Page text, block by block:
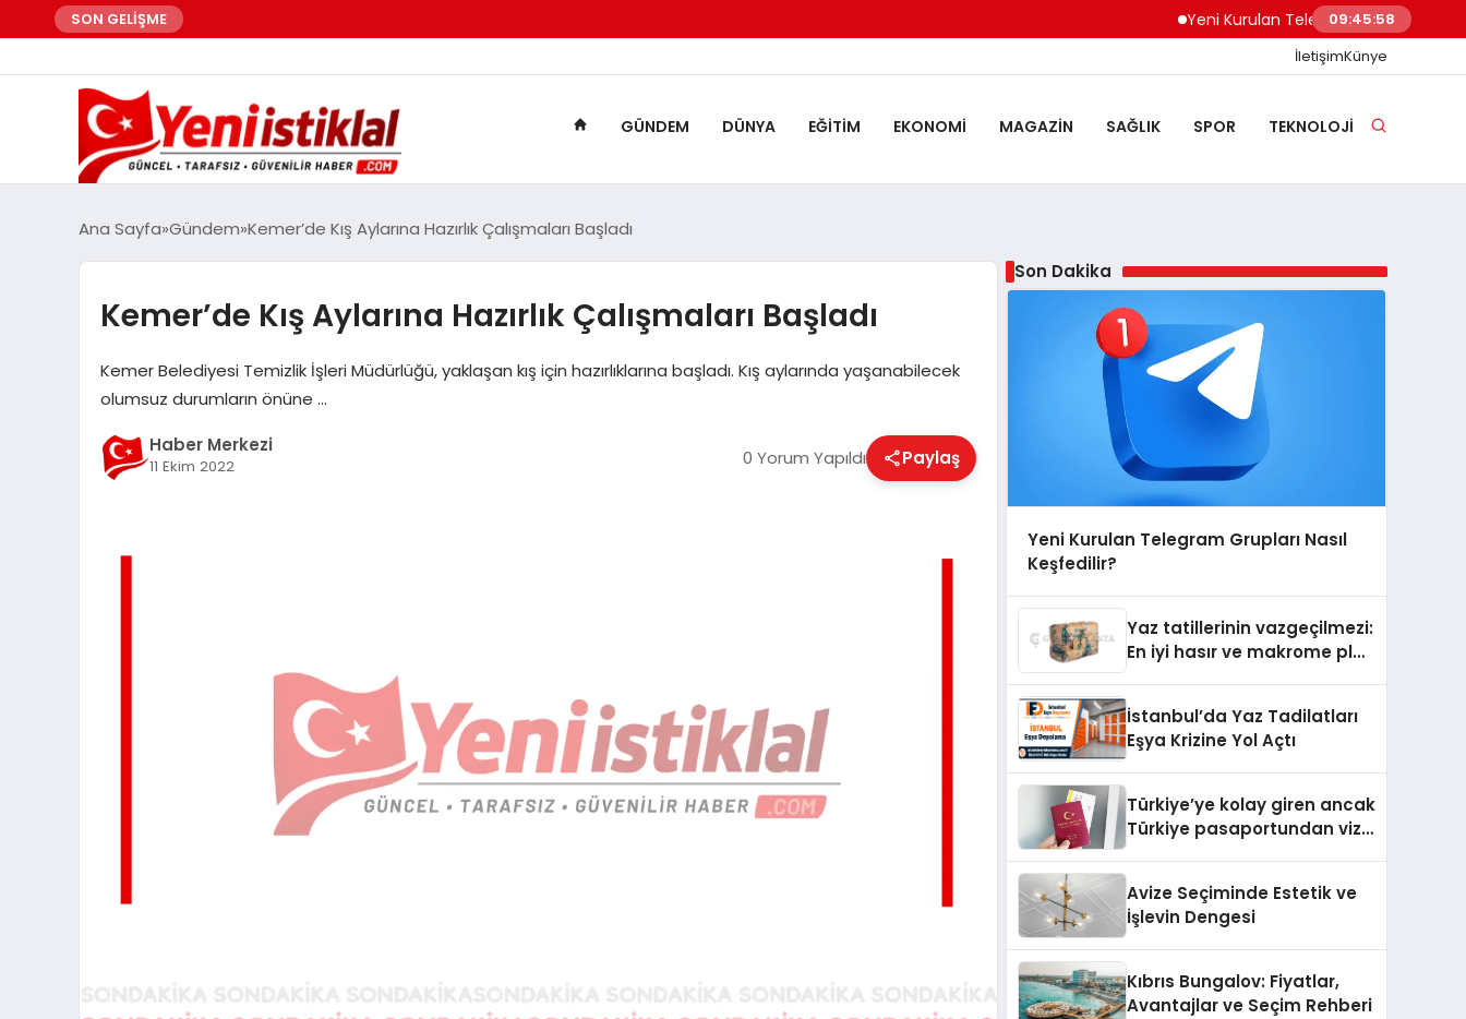
SON GELİŞME Yeni Kurulan Telegram Grupları Nasıl
09:45:59
İletişimKünye
GÜNDEM DÜNYA EĞITIM EKONOMI MAGAZIN SAĞLIK SPOR TEKNOLOJI
Ana Sayfa Gündem Kemer’de Kış Aylarına Hazırlık Çalışmaları Başladı
Kemer’de Kış Aylarına Hazırlık Çalışmaları Başladı
Kemer Belediyesi Temizlik İşleri Müdürlüğü, yaklaşan kış için hazırlıklarına başladı. Kış aylarında yaşanabilecek
olumsuz durumların önüne …
Haber Merkezi
11 Ekim 2022 0 Yorum Yapıldı Paylaş
Son Dakika
Yeni Kurulan Telegram Grupları Nasıl
Keşfedilir?
Yaz tatillerinin vazgeçilmezi:
En iyi hasır ve makrome plaj
İstanbul’da Yaz Tadilatları
Eşya Krizine Yol Açtı
Türkiye’ye kolay giren ancak
Türkiye pasaportundan vize
Avize Seçiminde Estetik ve
İşlevin Dengesi
Kıbrıs Bungalov: Fiyatlar,
Avantajlar ve Seçim Rehberi